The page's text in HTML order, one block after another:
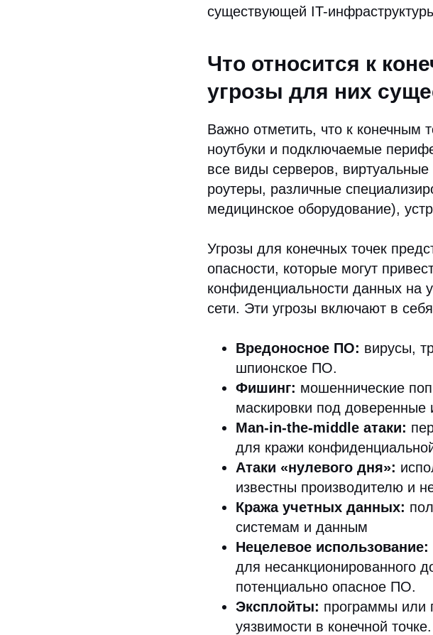
существующей IT-
Что относится к
угрозы для них
Важно отметить, что к конечным
ноутбуки и подключаемые
все виды серверов,
роутеры, различные
медицинское оборудование),
Угрозы для конечных точек
опасности, которые могут
конфиденциальности данных на
сети. Эти угрозы включают в
Вредоносное ПО: вирусы,
шпионское ПО.
Фишинг: мошеннические
маскировки под доверенные
Man-in-the-middle атаки:
для кражи
Атаки «нулевого дня»:
известны производителю и
Кража учетных данных:
системам и данным
Нецелевое использование:
для несанкционированного
потенциально опасное ПО.
Эксплойты: программы или
уязвимости в конечной точке.